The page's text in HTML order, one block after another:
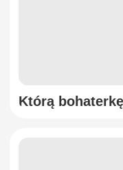
Którą